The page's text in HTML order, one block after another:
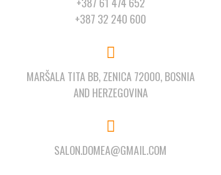
+387 32 240 600
MARŠALA TITA BB, ZENICA 72000, BOSNIA
AND HERZEGOVINA
SALON.DOMEA@GMAIL.COM